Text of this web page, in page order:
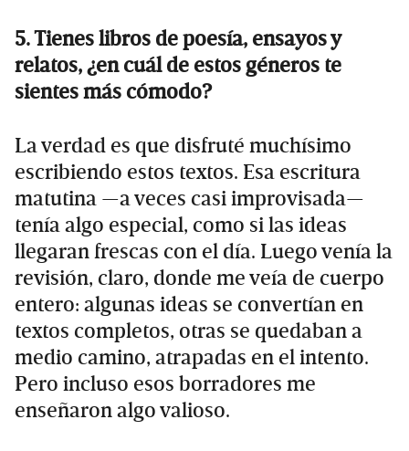
5. Tienes libros de poesía, ensayos y
relatos, ¿en cuál de estos géneros te
sientes más cómodo?
La verdad es que disfruté muchísimo
escribiendo estos textos. Esa escritura
matutina —a veces casi improvisada—
tenía algo especial, como si las ideas
llegaran frescas con el día. Luego venía la
revisión, claro, donde me veía de cuerpo
entero: algunas ideas se convertían en
textos completos, otras se quedaban a
medio camino, atrapadas en el intento.
Pero incluso esos borradores me
enseñaron algo valioso.